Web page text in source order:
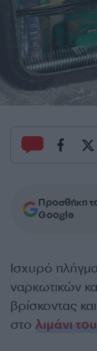
Προσθήκη
Google
Ισχυρό
ναρκωτικών
βρίσκοντας
στο λιμάνι